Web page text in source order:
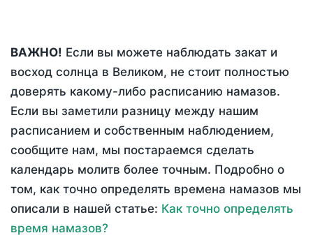
ВАЖНО! Если вы можете наблюдать закат и
восход солнца в Великом, не стоит полностью
доверять какому-либо расписанию намазов.
Если вы заметили разницу между нашим
расписанием и собственным наблюдением,
сообщите нам, мы постараемся сделать
календарь молитв более точным. Подробно о
том, как точно определять времена намазов мы
описали в нашей статье: Как точно определять
время намазов?